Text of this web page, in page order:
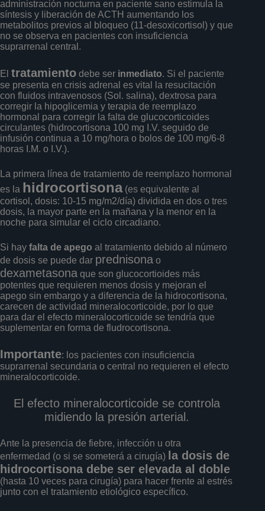
administración nocturna en paciente sano estimula la
síntesis y liberación de ACTH aumentando los
metabolitos previos al bloqueo (11-desoxicortisol) y que
no se observa en pacientes con insuficiencia
suprarrenal central.
El tratamiento debe ser inmediato. Si el paciente
se presenta en crisis adrenal es vital la resucitación
con fluidos intravenosos (Sol. salina), dextrosa para
corregir la hipoglicemia y terapia de reemplazo
hormonal para corregir la falta de glucocorticoides
circulantes (hidrocortisona 100 mg I.V. seguido de
infusión continua a 10 mg/hora o bolos de 100 mg/6-8
horas I.M. o I.V.).
La primera línea de tratamiento de reemplazo hormonal
es la hidrocortisona(es equivalente al
cortisol, dosis: 10-15 mg/m2/día) dividida en dos o tres
dosis, la mayor parte en la mañana y la menor en la
noche para simular el ciclo circadiano.
Si hay falta de apego al tratamiento debido al número
de dosis se puede dar prednisona o
dexametasona que son glucocortioides más
potentes que requieren menos dosis y mejoran el
apego sin embargo y a diferencia de la hidrocortisona,
carecen de actividad mineralocorticoide, por lo que
para dar el efecto mineralocorticoide se tendría que
suplementar en forma de fludrocortisona.
Importante: los pacientes con insuficiencia
suprarrenal secundaria o central no requieren el efecto
mineralocorticoide.
El efecto mineralocorticoide se controla
midiendo la presión arterial.
Ante la presencia de fiebre, infección u otra
enfermedad (o si se someterá a cirugía) la dosis de
hidrocortisona debe ser elevada al doble
(hasta 10 veces para cirugía) para hacer frente al estrés
junto con el tratamiento etiológico específico.